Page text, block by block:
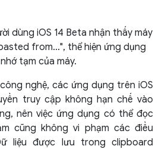
dùng iOS 14 Beta nhận thấy máy
from...", thể hiện ứng dụng
tạm của máy.
nghệ, các ứng dụng trên iOS
truy cập không hạn chế vào
nên việc ứng dụng có thể đọc
cũng không vi phạm các điều
liệu được lưu trong clipboard